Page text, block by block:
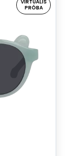
VIRTUÁLIS
PRÓBA